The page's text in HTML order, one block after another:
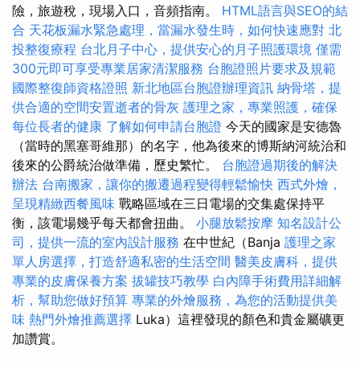
險，旅遊稅，現場入口，音頻指南。 HTML語言與SEO的結
合 天花板漏水緊急處理，當漏水發生時，如何快速應對 北
投整復療程 台北月子中心，提供安心的月子照護環境 僅需
300元即可享受專業居家清潔服務 台胞證照片要求及規範
國際整復師資格證照 新北地區台胞證辦理資訊 納骨塔，提
供合適的空間安置逝者的骨灰 護理之家，專業照護，確保
每位長者的健康 了解如何申請台胞證 今天的國家是安德魯
（當時的黑塞哥維那）的名字，他為後來的博斯納河統治和
後來的公爵統治做準備，歷史繁忙。 台胞證過期後的解決
辦法 台南搬家，讓你的搬遷過程變得輕鬆愉快 西式外燴，
呈現精緻西餐風味 戰略區域在三日電場的交集處保持平
衡，該電場幾乎每天都會扭曲。 小腿放鬆按摩 知名設計公
司，提供一流的室內設計服務 在中世紀（Banja 護理之家
單人房選擇，打造舒適私密的生活空間 醫美皮膚科，提供
專業的皮膚保養方案 拔罐技巧教學 白內障手術費用詳細解
析，幫助您做好預算 專業的外燴服務，為您的活動提供美
味 熱門外燴推薦選擇 Luka）這裡發現的顏色和貴金屬礦更
加讚賞。